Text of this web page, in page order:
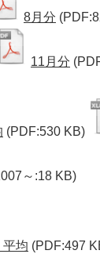
8月分
11月分
(PDF:530 KB)
～:18 KB)
平均 (PDF:497